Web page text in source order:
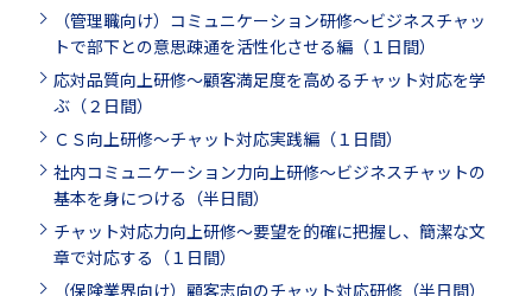
（管理職向け）コミュニケーション研修～ビジネスチャッ
トで部下との意思疎通を活性化させる編（１日間）
応対品質向上研修～顧客満足度を高めるチャット対応を学
ぶ（２日間）
ＣＳ向上研修～チャット対応実践編（１日間）
社内コミュニケーション力向上研修～ビジネスチャットの
基本を身につける（半日間）
チャット対応力向上研修～要望を的確に把握し、簡潔な文
章で対応する（１日間）
（保険業界向け）顧客志向のチャット対応研修（半日間）